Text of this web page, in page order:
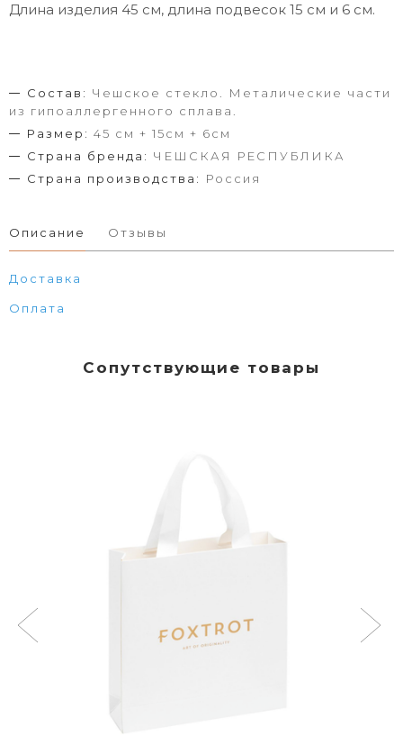
Длина изделия 45 см, длина подвесок 15 см и 6 см.
Состав: Чешское стекло. Металические части
из гипоаллергенного сплава.
Размер: 45 см + 15см + 6см
Страна бренда: ЧЕШСКАЯ РЕСПУБЛИКА
Страна производства:
Россия
Описание Отзывы
Доставка
Оплата
Сопутствующие товары